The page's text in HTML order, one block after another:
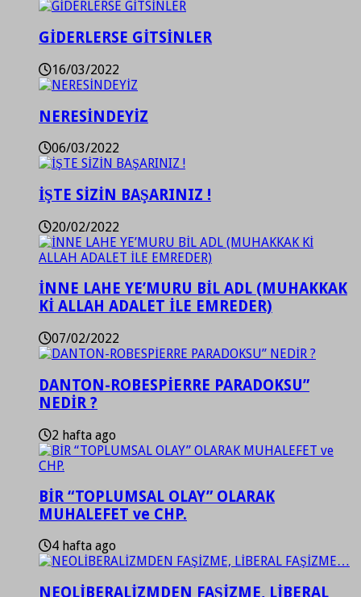
GİDERLERSE GİTSİNLER
16/03/2022
NERESİNDEYİZ
06/03/2022
İŞTE SİZİN BAŞARINIZ !
20/02/2022
İNNE LAHE YE’MURU BİL ADL (MUHAKKAK
Kİ ALLAH ADALET İLE EMREDER)
07/02/2022
DANTON-ROBESPİERRE PARADOKSU”
NEDİR ?
2 hafta ago
BİR “TOPLUMSAL OLAY” OLARAK
MUHALEFET ve CHP.
4 hafta ago
NEOLİBERALİZMDEN FAŞİZME, LİBERAL